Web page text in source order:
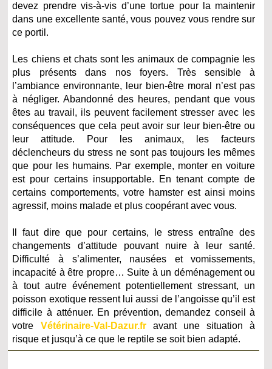
devez prendre vis-à-vis d’une tortue pour la maintenir
dans une excellente santé, vous pouvez vous rendre sur
ce portil.
Les chiens et chats sont les animaux de compagnie les
plus présents dans nos foyers. Très sensible à
l’ambiance environnante, leur bien-être moral n’est pas
à négliger. Abandonné des heures, pendant que vous
êtes au travail, ils peuvent facilement stresser avec les
conséquences que cela peut avoir sur leur bien-être ou
leur attitude. Pour les animaux, les facteurs
déclencheurs du stress ne sont pas toujours les mêmes
que pour les humains. Par exemple, monter en voiture
est pour certains insupportable. En tenant compte de
certains comportements, votre hamster est ainsi moins
agressif, moins malade et plus coopérant avec vous.
Il faut dire que pour certains, le stress entraîne des
changements d’attitude pouvant nuire à leur santé.
Difficulté à s’alimenter, nausées et vomissements,
incapacité à être propre… Suite à un déménagement ou
à tout autre événement potentiellement stressant, un
poisson exotique ressent lui aussi de l’angoisse qu’il est
difficile à atténuer. En prévention, demandez conseil à
votre Vétérinaire-Val-Dazur.fravant une situation à
risque et jusqu’à ce que le reptile se soit bien adapté.